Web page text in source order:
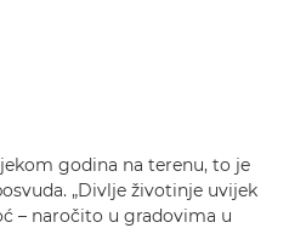
godina na terenu, to je
„Divlje životinje uvijek
– naročito u gradovima u